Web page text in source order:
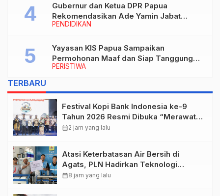
PENDIDIKAN
Gubernur dan Ketua DPR Papua
Rekomendasikan Ade Yamin Jabat
Rektor IAIN Fattahul Muluk Papua
PERISTIWA
Yayasan KIS Papua Sampaikan
Permohonan Maaf dan Siap Tanggung
Biaya Korban Dugaan Keracunan MBG di
TERBARU
Festival Kopi Bank Indonesia ke-9
Tahun 2026 Resmi Dibuka “Merawat
Warisan, Membangun Masa Depan
calendar_month2 jam yang lalu
Atasi Keterbatasan Air Bersih di
Agats, PLN Hadirkan Teknologi
Desalinasi untuk Masjid Saiful Al-
calendar_month8 jam yang lalu